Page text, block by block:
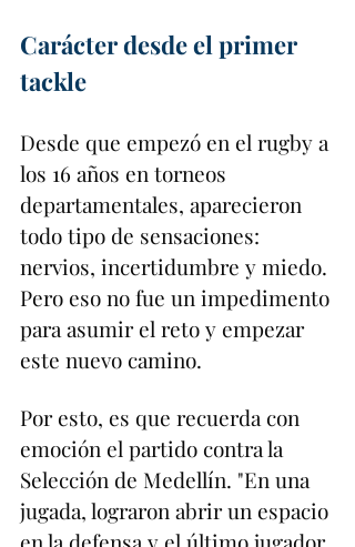
Carácter desde el primer
tackle
Desde que empezó en el rugby a
los 16 años en torneos
departamentales, aparecieron
todo tipo de sensaciones:
nervios, incertidumbre y miedo.
Pero eso no fue un impedimento
para asumir el reto y empezar
este nuevo camino.
Por esto, es que recuerda con
emoción el partido contra la
Selección de Medellín. "En una
jugada, lograron abrir un espacio
en la defensa y el último jugador